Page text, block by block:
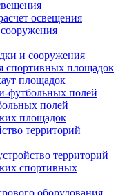
освещения
и сооружения
спортивных площадок
площадок
футбольных полей
полей
площадок
территорий
территорий
спортивных
оборудования